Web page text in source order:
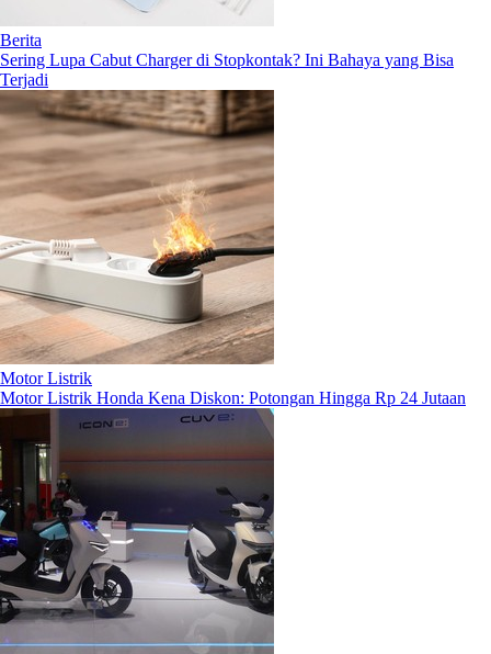
Berita
Sering Lupa Cabut Charger di Stopkontak? Ini Bahaya yang Bisa
Terjadi
Motor Listrik
Motor Listrik Honda Kena Diskon: Potongan Hingga Rp 24 Jutaan